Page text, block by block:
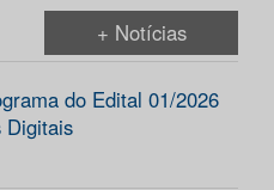
+ Notícias
do Edital 01/2026
Digitais